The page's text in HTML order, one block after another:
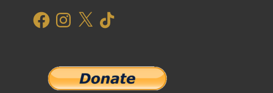
FacebookInstagram
X TikTok